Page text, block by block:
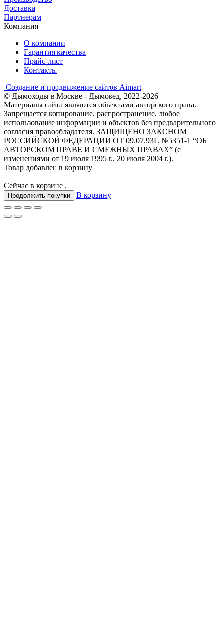
Доставка
Партнерам
Компания
О компании
Гарантия качества
Прайс-лист
Контакты
Создание и продвижение сайтов Aimart
© Дымоходы в Москве - Дымовед, 2022-2026
Материалы сайта являются объектами авторского права.
Запрещается копирование, распространение, любое
использование информации и объектов без предварительного
согласия правообладателя. ЗАЩИЩЕНО ЗАКОНОМ
РОССИЙСКОЙ ФЕДЕРАЦИИ ОТ 09.07.93Г. №5351-1 “ОБ
АВТОРСКОМ ПРАВЕ И СМЕЖНЫХ ПРАВАХ” (с
изменениями от 19 июля 1995 г., 20 июля 2004 г.).
Товар добавлен в корзину
Сейчас в корзине .
Продолжить покупки В корзину